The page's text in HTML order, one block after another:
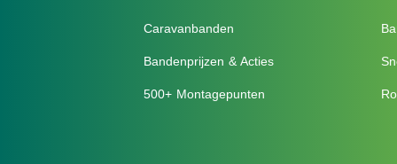
Caravanbanden
Bandenprijzen & Acties
500+ Montagepunten